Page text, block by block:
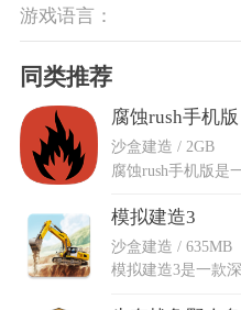
游戏语言：
同类推荐
腐蚀rush手机版
沙盒建造 / 2GB
模拟建造3
沙盒建造 / 635MB